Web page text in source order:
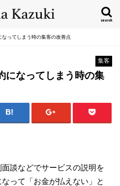
search
ってしまう時の集客の改善点
集客
になってしまう時の集
談などでサービスの説明を
って「お金が払えない」と